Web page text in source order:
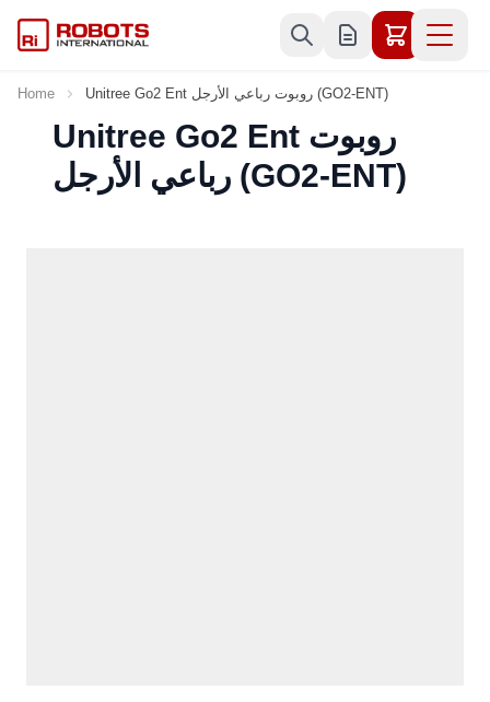
Home Unitree Go2 Ent روبوت رباعي الأرجل (GO2-ENT)
Unitree Go2 Ent روبوت
رباعي الأرجل (GO2-ENT)